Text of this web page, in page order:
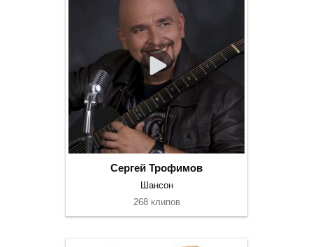
Сергей Трофимов
Шансон
268 клипов